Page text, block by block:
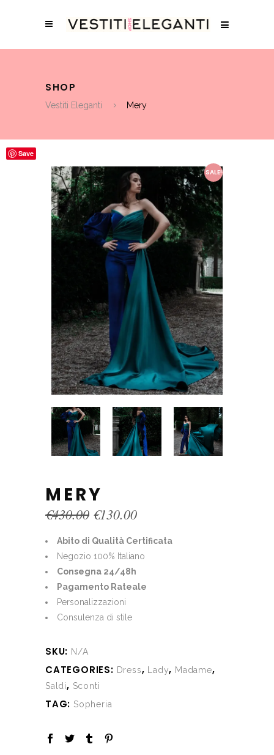
SHOP
Vestiti Eleganti Mery
Save
SALE!
MERY
€430.00 Original
was:
€430.00.
€130.00Current
is:
€130.00.
Abito di Qualità Certificata
Negozio 100% Italiano
Consegna 24/48h
Pagamento Rateale
Personalizzazioni
Consulenza di stile
SKU: N/A
CATEGORIES: Dress, Lady, Madame,
Saldi, Sconti
TAG: Sopheria